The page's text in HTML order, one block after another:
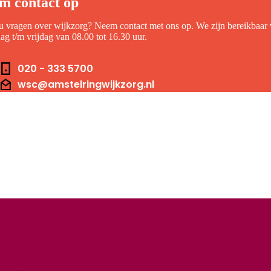
vragen over wijkzorg? Neem contact met ons op. We zijn bereikbaar
t/m vrijdag van 08.00 tot 16.30 uur.
020 - 333 5700
wsc@amstelringwijkzorg.nl